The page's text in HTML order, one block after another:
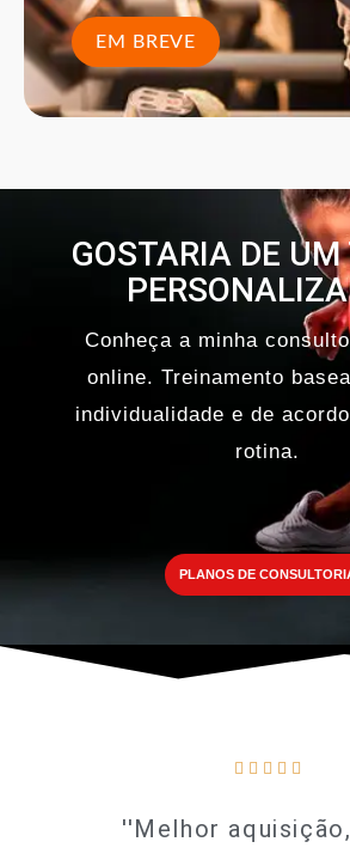
EM BREVE
GOSTARIA DE UM
Conheça a minha
online. Treinamento
individualidade e de
rotina.
PLANOS DE
    
''Melhor